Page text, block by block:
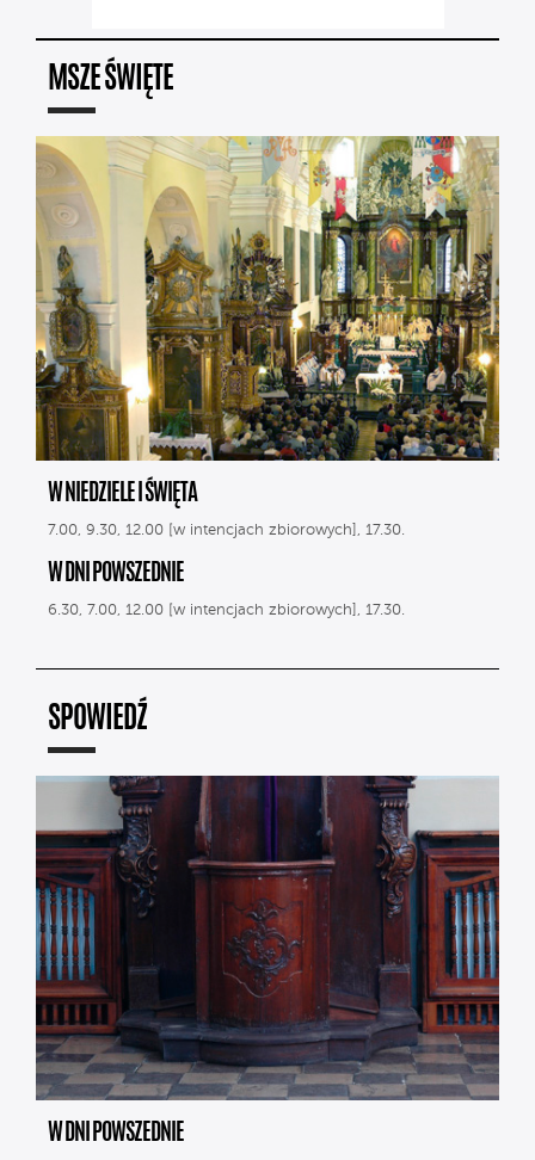
MSZE ŚWIĘTE
W NIEDZIELE I ŚWIĘTA
7.00, 9.30, 12.00 [w intencjach zbiorowych], 17.30.
W DNI POWSZEDNIE
6.30, 7.00, 12.00 [w intencjach zbiorowych], 17.30.
SPOWIEDŹ
W DNI POWSZEDNIE